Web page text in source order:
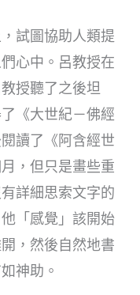
試圖協助人類提
心中。呂教授在
授聽了之後坦
《大世紀－佛經
讀了《阿含經世
，但只是畫些重
詳細思索文字的
「感覺」該開始
，然後自然地書
神助。